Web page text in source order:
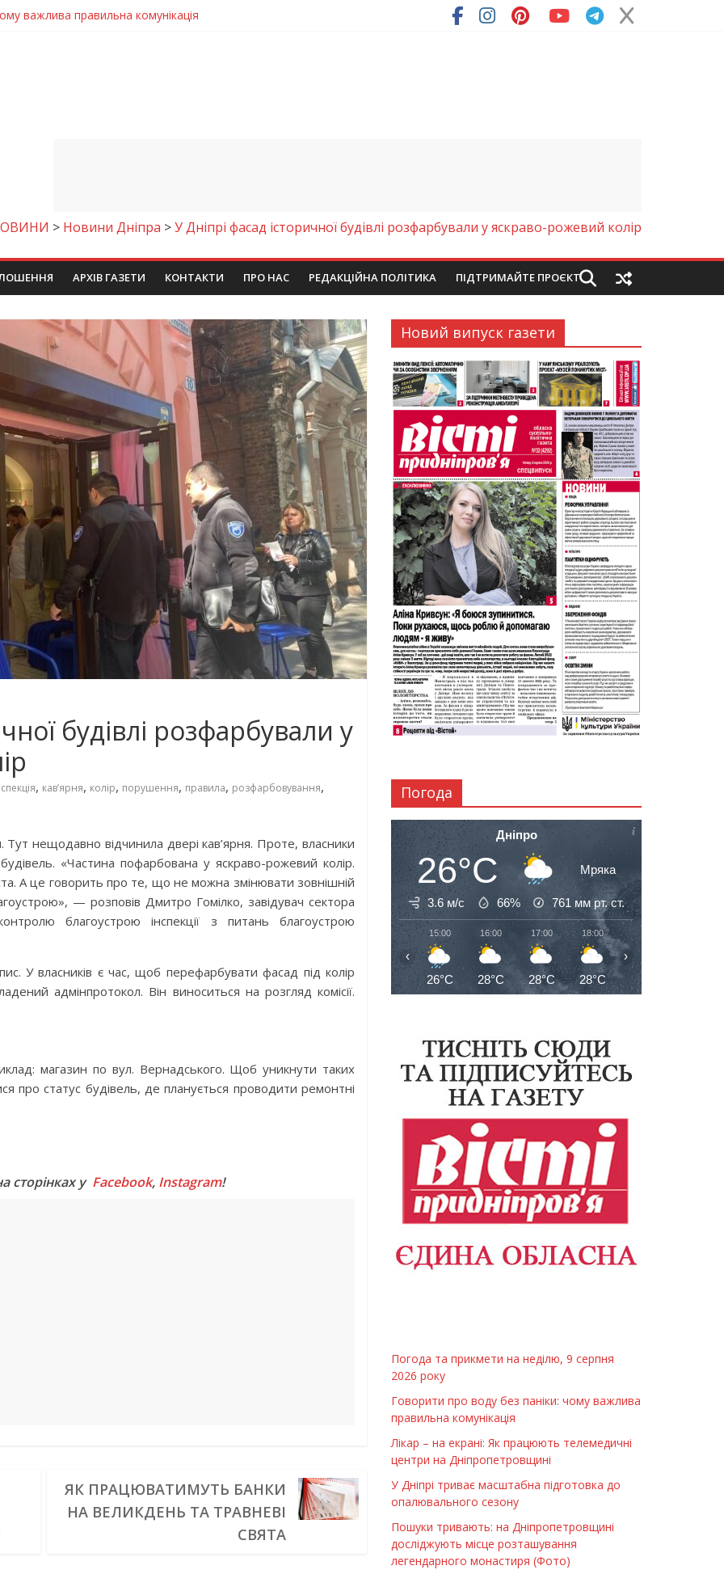
важлива правильна комунікація
до опалювального сезону
досліджують місце розташування легендарного монастиря (Фото)
2026 року
> Новини Дніпра >У Дніпрі фасад історичної будівлі розфарбували у яскраво-рожевий колір
АРХІВ ГАЗЕТИ КОНТАКТИ ПРО НАС РЕДАКЦІЙНА ПОЛІТИКА ПІДТРИМАЙТЕ ПРОЄКТ
будівлі розфарбували у
, кав’ярня, колір, порушення, правила, розфарбовування,
Тут нещодавно відчинила двері кав’ярня. Проте, власники
«Частина пофарбована у яскраво-рожевий колір.
А це говорить про те, що не можна змінювати зовнішній
— розповів Дмитро Гомілко, завідувач сектора
благоустрою інспекції з питань благоустрою
У власників є час, щоб перефарбувати фасад під колір
адмінпротокол. Він виноситься на розгляд комісії.
магазин по вул. Вернадського. Щоб уникнути таких
про статус будівель, де планується проводити ремонтні
сторінках у Facebook, Instagram!
ЯК ПРАЦЮВАТИМУТЬ БАНКИ
НА ВЕЛИКДЕНЬ ТА ТРАВНЕВІ
СВЯТА
Новий випуск газети
Погода
Дніпро
26°C Мряка
3.6 м/с 66% 761 мм рт. ст.
15:00
26°C
16:00
28°C
17:00
28°C
18:00
28°C
19:00
27°C
‹ ›
Погода та прикмети на неділю, 9 серпня
2026 року
Говорити про воду без паніки: чому важлива
правильна комунікація
Лікар – на екрані: Як працюють телемедичні
центри на Дніпропетровщині
У Дніпрі триває масштабна підготовка до
опалювального сезону
Пошуки тривають: на Дніпропетровщині
досліджують місце розташування
легендарного монастиря (Фото)